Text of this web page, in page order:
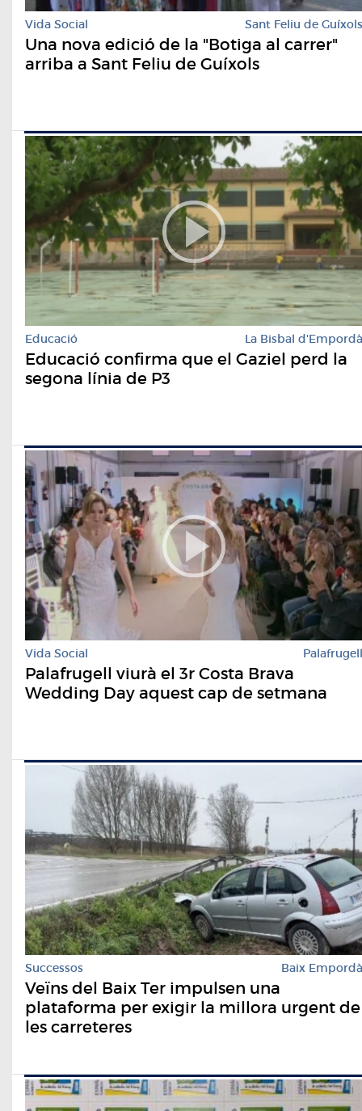
Vida Social Sant Feliu de Guíxols
Una nova edició de la "Botiga al carrer"
arriba a Sant Feliu de Guíxols
Educació La Bisbal d'Empordà
Educació confirma que el Gaziel perd la
segona línia de P3
Vida Social Palafrugell
Palafrugell viurà el 3r Costa Brava
Wedding Day aquest cap de setmana
Successos Baix Empordà
Veïns del Baix Ter impulsen una
plataforma per exigir la millora urgent de
les carreteres